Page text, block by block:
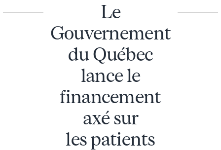
Le
Gouvernement
du Québec
lance le
financement
axé sur
les patients